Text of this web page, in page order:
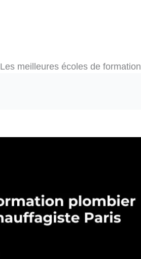
Les meilleures écoles de